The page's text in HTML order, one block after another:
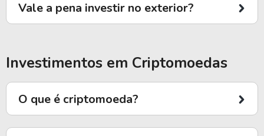
Vale a pena investir no exterior?
Investimentos em Criptomoedas
O que é criptomoeda?